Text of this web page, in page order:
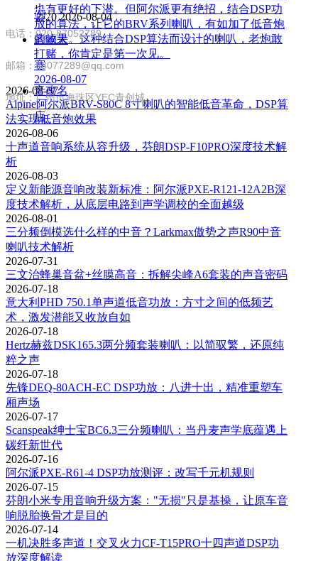
넶20 2026-08-04
也有更好的下潜。但阿尔派更有绝招，结合DSP功
放的算法，让它的BRV系列喇叭，有如加了低音炮
的效果。这种结合DSP算法而设计的喇叭，老炮敢
打赌，你肯定是第一次见。
2026-08-07
2026-08-07
Alpine阿尔派BRV-S80C 8寸喇叭的智能低音革命，DSP算
法实现低音炮效果
2026-08-06
十声道音响系统从容升级，芬朗DSP-F10PRO深度技术解
析
2026-08-03
定义新能源音响改装新标准：阿尔派PXE-R121-12A2B深
度技术解析，从底层电路到声学调校的全面越级
2026-08-01
三分频倒模选什么样的中音？Larkmax傲势之声R90中音
喇叭技术解析
2026-07-31
三文治蜂巢音盆+丝膜高音：拆解尖峰A6套装的声音密码
2026-07-18
意大利PHD 750.1单声道低音功放：方寸之间的低频艺
术，激发潜能又收放自如
2026-07-18
Hertz赫兹DSK165.3两分频套装喇叭：以简驭繁，还原纯
粹之声
2026-07-18
先锋DEQ-80ACH-EC DSP功放：八进十出，精准重塑车
厢声场
2026-07-17
Scanspeak绅士宝BC6.3三分频喇叭：当丹麦声学底蕴遇上
碳纤新世代
2026-07-16
阿尔派PXE-R61-4 DSP功放测评：改写千元机规则
2026-07-15
芬朗小米专用音响升级方案："无损"只是基操，让原车音
响脱胎换骨才是目的
2026-07-14
一机决胜多声道！交叉火力CF-T15PRO十四声道DSP功
放深度解读
例
音响大
赛
音改名
店
联系方式
电话：020-87052789
邮箱：83077289@qq.com
地址：广州市海珠区YEC青创城